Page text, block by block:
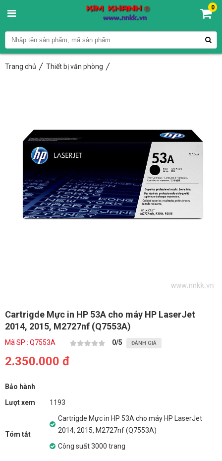
0
Trang chủ Thiết bị văn phòng
Cartrigde Mực in HP 53A cho máy HP LaserJet
2014, 2015, M2727nf (Q7553A)
Mã SP : Q7553A 0/5 ĐÁNH GIÁ
2.350.000 đ
Bảo hành
Lượt xem
1193
Tóm tắt
Cartrigde Mực in HP 53A cho máy HP LaserJet
2014, 2015, M2727nf (Q7553A)
Công suất 3000 trang